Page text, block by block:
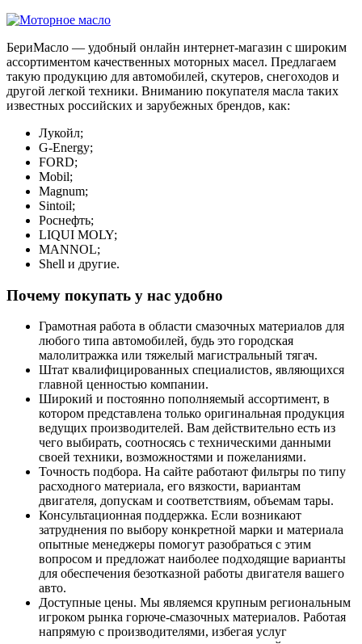
БериМасло — удобный онлайн интернет-магазин с широким
ассортиментом качественных моторных масел. Предлагаем
такую продукцию для автомобилей, скутеров, снегоходов и
другой легкой техники. Вниманию покупателя масла таких
известных российских и зарубежных брендов, как:
Лукойл;
G-Energy;
FORD;
Mobil;
Magnum;
Sintoil;
Роснефть;
LIQUI MOLY;
MANNOL;
Shell и другие.
Почему покупать у нас удобно
Грамотная работа в области смазочных материалов для
любого типа автомобилей, будь это городская
малолитражка или тяжелый магистральный тягач.
Штат квалифицированных специалистов, являющихся
главной ценностью компании.
Широкий и постоянно пополняемый ассортимент, в
котором представлена только оригинальная продукция
ведущих производителей. Вам действительно есть из
чего выбирать, соотносясь с техническими данными
своей техники, возможностями и пожеланиями.
Точность подбора. На сайте работают фильтры по типу
расходного материала, его вязкости, вариантам
двигателя, допускам и соответствиям, объемам тары.
Консультационная поддержка. Если возникают
затруднения по выбору конкретной марки и материала
опытные менеджеры помогут разобраться с этим
вопросом и предложат наиболее подходящие варианты
для обеспечения безотказной работы двигателя вашего
авто.
Доступные цены. Мы являемся крупным региональным
игроком рынка горюче-смазочных материалов. Работая
напрямую с производителями, избегая услуг